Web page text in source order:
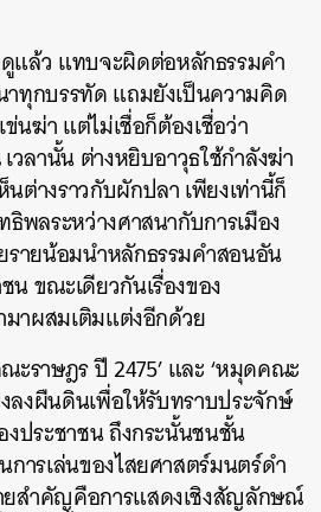
แล้ว แทบจะผิดต่อหลักธรรมคำ
ทุกบรรทัด แถมยังเป็นความคิด
ข่นฆ่า แต่ไม่เชื่อก็ต้องเชื่อว่า
ลานั้น ต่างหยิบอาวุธใช้กำลังฆ่า
ต่างราวกับผักปลา เพียงเท่านี้ก็
พลระหว่างศาสนากับการเมือง
ายน้อมนำหลักธรรมคำสอนอัน
น ขณะเดียวกันเรื่องของ
มาผสมเติมแต่งอีกด้วย
ะราษฎร ปี 2475’ และ ‘หมุดคณะ
ลงผืนดินเพื่อให้รับทราบประจักษ์
ประชาชน ถึงกระนั้นชนชั้น
ารเล่นของไสยศาสตร์มนตร์ดำ
สำคัญคือการแสดงเชิงสัญลักษณ์